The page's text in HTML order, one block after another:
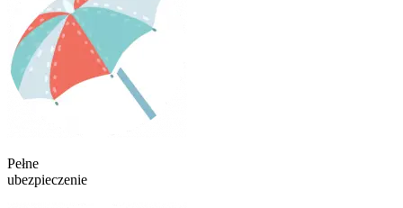
Pełne
ubezpieczenie